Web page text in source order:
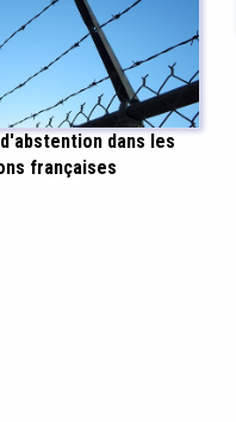
d'abstention dans les
françaises